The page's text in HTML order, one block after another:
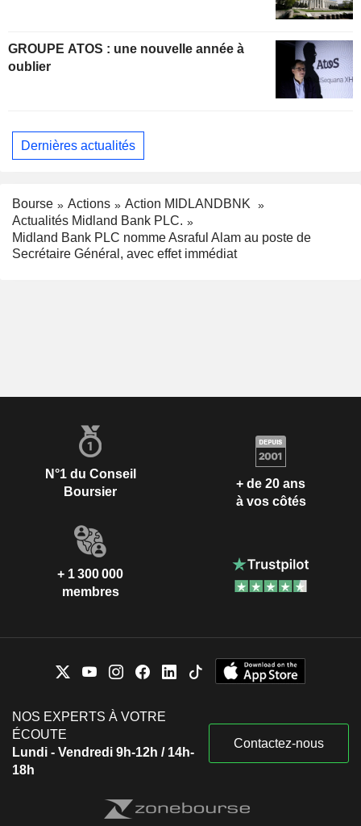
GROUPE ATOS : une nouvelle année à
oublier
Dernières actualités
Bourse Actions
Action MIDLANDBNK
Actualités Midland Bank PLC.
Midland Bank PLC nomme Asraful Alam au poste de
Secrétaire Général, avec effet immédiat
N°1 du Conseil
Boursier
+ de 20 ans
à vos côtés
+ 1 300 000
membres
NOS EXPERTS À VOTRE
ÉCOUTE
Lundi - Vendredi 9h-12h / 14h-
18h
Contactez-nous